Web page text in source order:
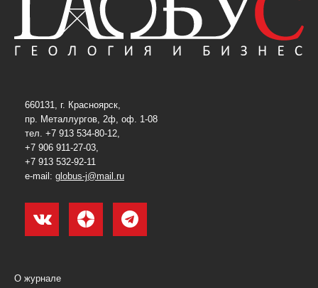
660131, г. Красноярск,
пр. Металлургов, 2ф, оф. 1-08
тел. +7 913 534-80-12,
+7 906 911-27-03,
+7 913 532-92-11
e-mail: globus-j@mail.ru
О журнале